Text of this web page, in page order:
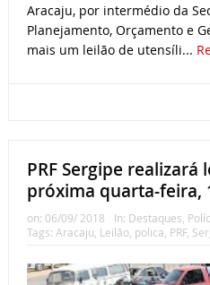
Aracaju, por intermédio da
Planejamento, Orçamento e
mais um leilão de utensíli...
PRF Sergipe realizará
próxima quarta-feira,
on: 06/09/ 2018 In: Destaques
Tags: Aracaju Leilão, polica PRF,